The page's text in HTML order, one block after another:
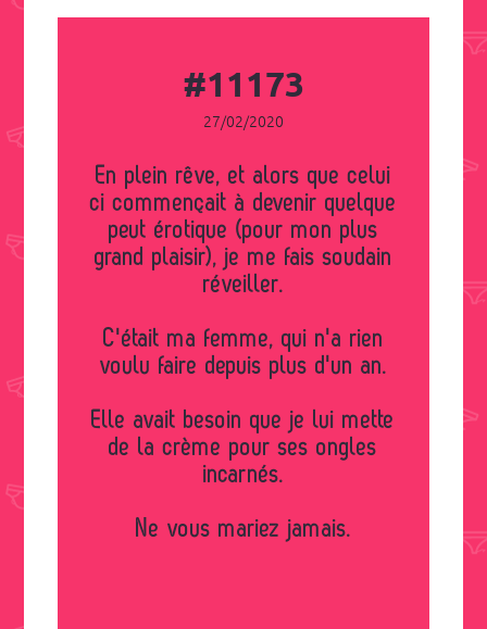
#11173
27/02/2020
En plein rêve, et alors que celui
ci commençait à devenir quelque
peut érotique (pour mon plus
grand plaisir), je me fais soudain
réveiller.
C'était ma femme, qui n'a rien
voulu faire depuis plus d'un an.
Elle avait besoin que je lui mette
de la crème pour ses ongles
incarnés.
Ne vous mariez jamais.